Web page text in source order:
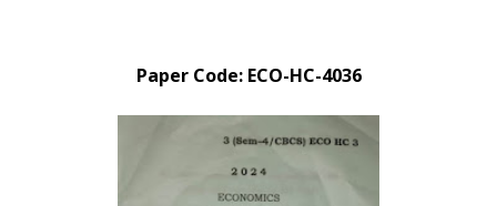
Paper Code: ECO-HC-4036